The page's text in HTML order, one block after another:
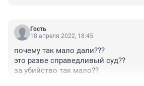
Гость
18 апреля 2022, 18:45
почему так мало дали???
это разве справедливый суд??
за убийство так мало??